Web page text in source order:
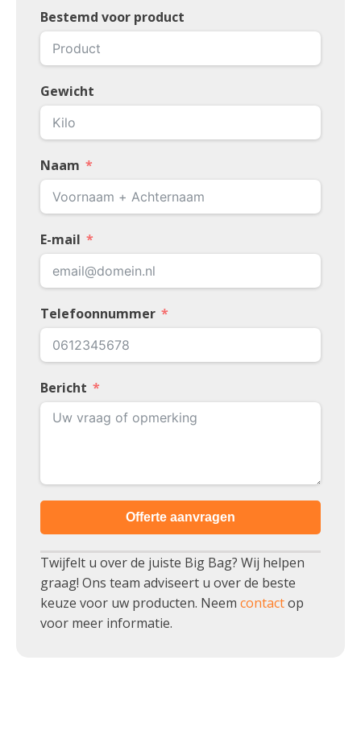
Bestemd voor product
Gewicht
Naam
E-mail
Telefoonnummer
Bericht
Offerte aanvragen
Twijfelt u over de juiste Big Bag? Wij helpen
graag! Ons team adviseert u over de beste
keuze voor uw producten. Neem contactop
voor meer informatie.